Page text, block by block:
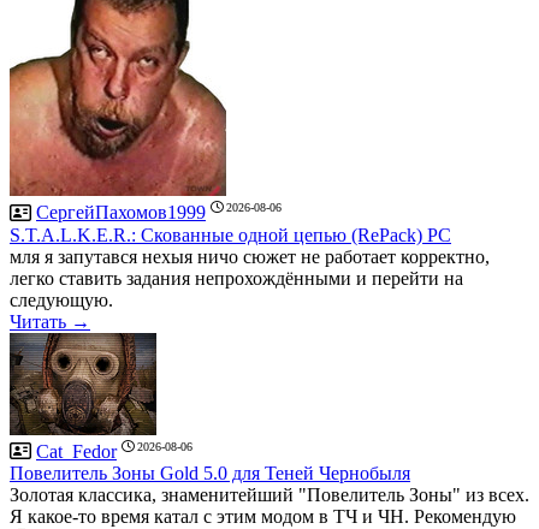
СергейПахомов1999 2026-08-06
S.T.A.L.K.E.R.: Скованные одной цепью (RePack) PC
мля я запутався нехыя ничо сюжет не работает корректно,
легко ставить задания непрохождёнными и перейти на
следующую.
Читать →
Cat_Fedor 2026-08-06
Повелитель Зоны Gold 5.0 для Теней Чернобыля
Золотая классика, знаменитейший "Повелитель Зоны" из всех.
Я какое-то время катал с этим модом в ТЧ и ЧН. Рекомендую